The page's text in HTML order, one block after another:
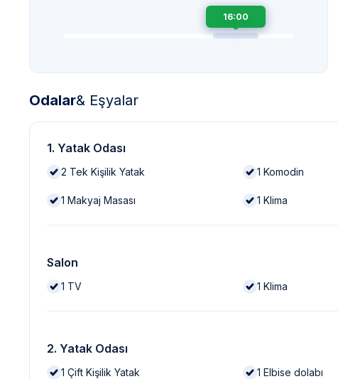
16:00
Odalar& Eşyalar
1. Yatak Odası
2 Tek Kişilik Yatak 1 Komodin
1 Makyaj Masası 1 Klima
Salon
1 TV 1 Klima
2. Yatak Odası
1 Çift Kişilik Yatak 1 Elbise dolabı